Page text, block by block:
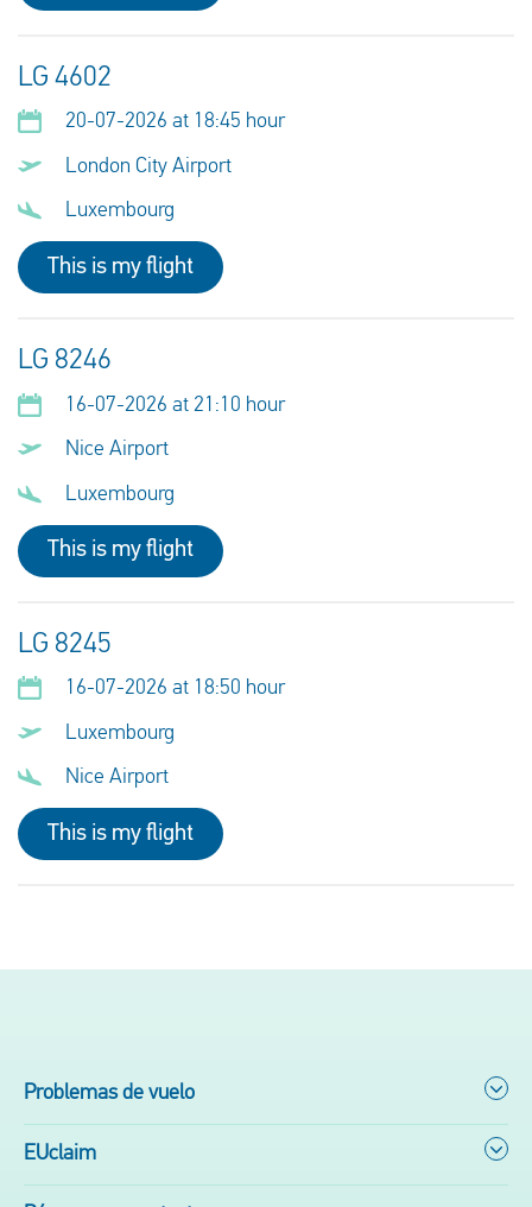
LG 4602
20-07-2026 at 18:45 hour
London City Airport
Luxembourg
This is my flight
LG 8246
16-07-2026 at 21:10 hour
Nice Airport
Luxembourg
This is my flight
LG 8245
16-07-2026 at 18:50 hour
Luxembourg
Nice Airport
This is my flight
Problemas de vuelo
EUclaim